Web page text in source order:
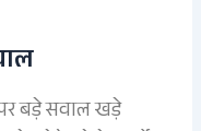
बड़े सवाल खड़े